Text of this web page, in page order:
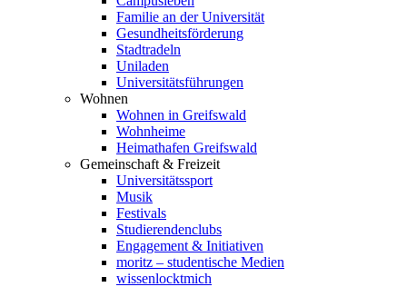
Familie an der Universität
Gesundheitsförderung
Stadtradeln
Uniladen
Universitätsführungen
Wohnen
Wohnen in Greifswald
Wohnheime
Heimathafen Greifswald
Gemeinschaft & Freizeit
Universitätssport
Musik
Festivals
Studierendenclubs
Engagement & Initiativen
moritz – studentische Medien
wissenlocktmich